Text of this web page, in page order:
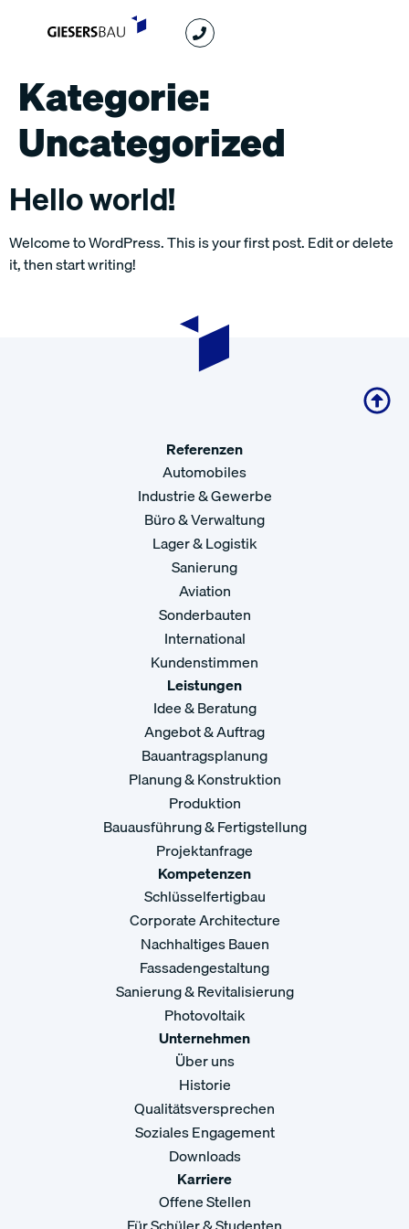
Kategorie:
Uncategorized
Hello world!
Welcome to WordPress. This is your first post. Edit or delete
it, then start writing!
Referenzen
Automobiles
Industrie & Gewerbe
Büro & Verwaltung
Lager & Logistik
Sanierung
Aviation
Sonderbauten
International
Kundenstimmen
Leistungen
Idee & Beratung
Angebot & Auftrag
Bauantragsplanung
Planung & Konstruktion
Produktion
Bauausführung & Fertigstellung
Projektanfrage
Kompetenzen
Schlüsselfertigbau
Corporate Architecture
Nachhaltiges Bauen
Fassadengestaltung
Sanierung & Revitalisierung
Photovoltaik
Unternehmen
Über uns
Historie
Qualitätsversprechen
Soziales Engagement
Downloads
Karriere
Offene Stellen